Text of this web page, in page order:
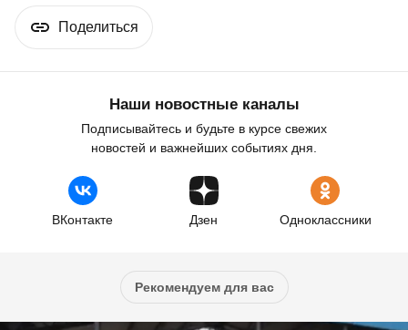
Поделиться
Наши новостные каналы
Подписывайтесь и будьте в курсе свежих
новостей и важнейших событиях дня.
ВКонтакте Дзен Одноклассники
Рекомендуем для вас